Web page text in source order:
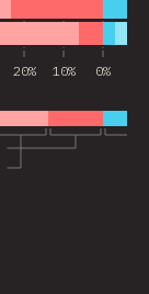
20% 10% 0%